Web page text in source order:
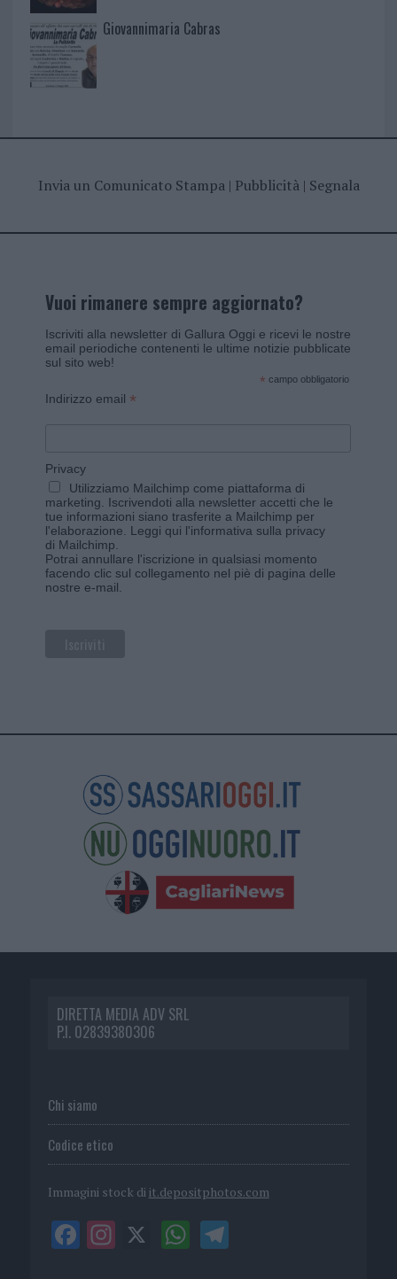
Giovannimaria Cabras
Invia un Comunicato Stampa| Pubblicità| Segnala
Vuoi rimanere sempre aggiornato?
Iscriviti alla newsletter di Gallura Oggi e ricevi le nostre
email periodiche contenenti le ultime notizie pubblicate
sul sito web!
* campo obbligatorio
Indirizzo email *
Privacy
Utilizziamo Mailchimp come piattaforma di
marketing. Iscrivendoti alla newsletter accetti che le
tue informazioni siano trasferite a Mailchimp per
l'elaborazione. Leggi qui l'informativa sulla privacy
di Mailchimp.
Potrai annullare l'iscrizione in qualsiasi momento
facendo clic sul collegamento nel piè di pagina delle
nostre e-mail.
DIRETTA MEDIA ADV SRL
P.I. 02839380306
Chi siamo
Codice etico
Immagini stock di it.depositphotos.com